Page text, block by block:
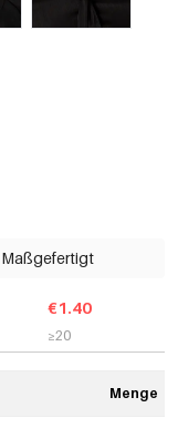
Maßgefertigt
€1.40
≥20
Menge